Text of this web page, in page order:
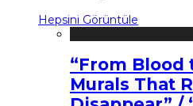
Hepsini Görüntüle
“From Blood
Murals That